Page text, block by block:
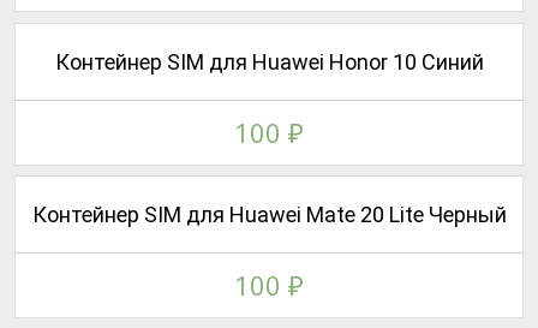
Контейнер SIM для Huawei Mate 20 Lite Черный
100 ₽
Контейнер SIM для Huawei Honor 10 Синий
100 ₽